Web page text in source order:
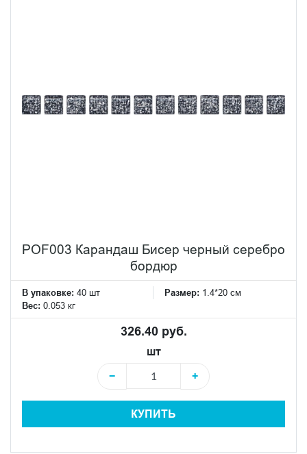
POF003 Карандаш Бисер черный серебро
бордюр
В упаковке: 40 шт Размер: 1.4*20 см
Вес: 0.053 кг
326.40 руб.
шт
−
+
КУПИТЬ